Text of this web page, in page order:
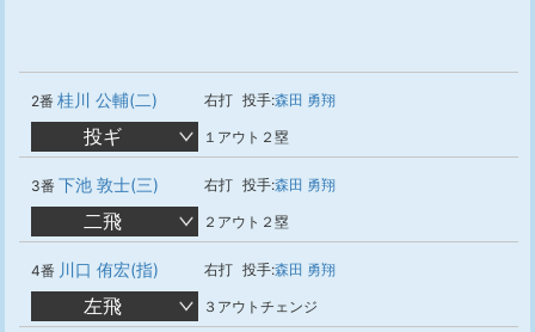
2番 桂川 公輔(二) 右打 投手:森田 勇翔
投ギ １アウト２塁
3番 下池 敦士(三) 右打 投手:森田 勇翔
二飛 ２アウト２塁
4番 川口 侑宏(指) 右打 投手:森田 勇翔
左飛 ３アウトチェンジ